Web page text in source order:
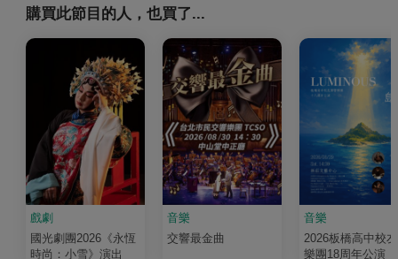
購買此節目的人，也買了...
戲劇
國光劇團2026《永恆
時尚：小雪》演出
音樂
交響最金曲
音樂
2026板橋高中校
樂團18周年公演